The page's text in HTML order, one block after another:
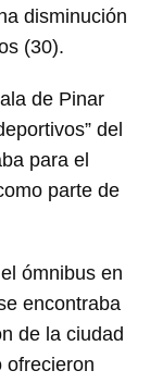
disminución
(30).
de Pinar
del
para el
parte de
ómnibus en
encontraba
de la ciudad
ofrecieron